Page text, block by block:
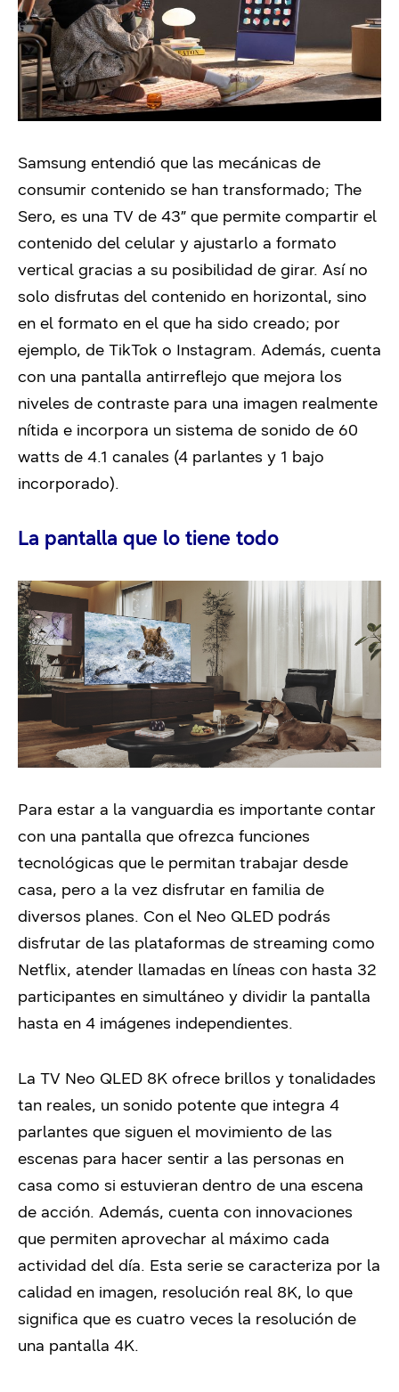
Samsung entendió que las mecánicas de
consumir contenido se han transformado; The
Sero, es una TV de 43” que permite compartir el
contenido del celular y ajustarlo a formato
vertical gracias a su posibilidad de girar. Así no
solo disfrutas del contenido en horizontal, sino
en el formato en el que ha sido creado; por
ejemplo, de TikTok o Instagram. Además, cuenta
con una pantalla antirreflejo que mejora los
niveles de contraste para una imagen realmente
nítida e incorpora un sistema de sonido de 60
watts de 4.1 canales (4 parlantes y 1 bajo
incorporado).
La pantalla que lo tiene todo
Para estar a la vanguardia es importante contar
con una pantalla que ofrezca funciones
tecnológicas que le permitan trabajar desde
casa, pero a la vez disfrutar en familia de
diversos planes. Con el Neo QLED podrás
disfrutar de las plataformas de streaming como
Netflix, atender llamadas en líneas con hasta 32
participantes en simultáneo y dividir la pantalla
hasta en 4 imágenes independientes.
La TV Neo QLED 8K ofrece brillos y tonalidades
tan reales, un sonido potente que integra 4
parlantes que siguen el movimiento de las
escenas para hacer sentir a las personas en
casa como si estuvieran dentro de una escena
de acción. Además, cuenta con innovaciones
que permiten aprovechar al máximo cada
actividad del día. Esta serie se caracteriza por la
calidad en imagen, resolución real 8K, lo que
significa que es cuatro veces la resolución de
una pantalla 4K.